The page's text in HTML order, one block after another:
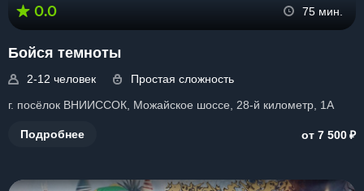
0.0 75 мин.
Бойся темноты
2-12 человек
Простая сложность
г. посёлок ВНИИССОК, Можайское шоссе, 28-й километр, 1А
Подробнее от 7 500₽